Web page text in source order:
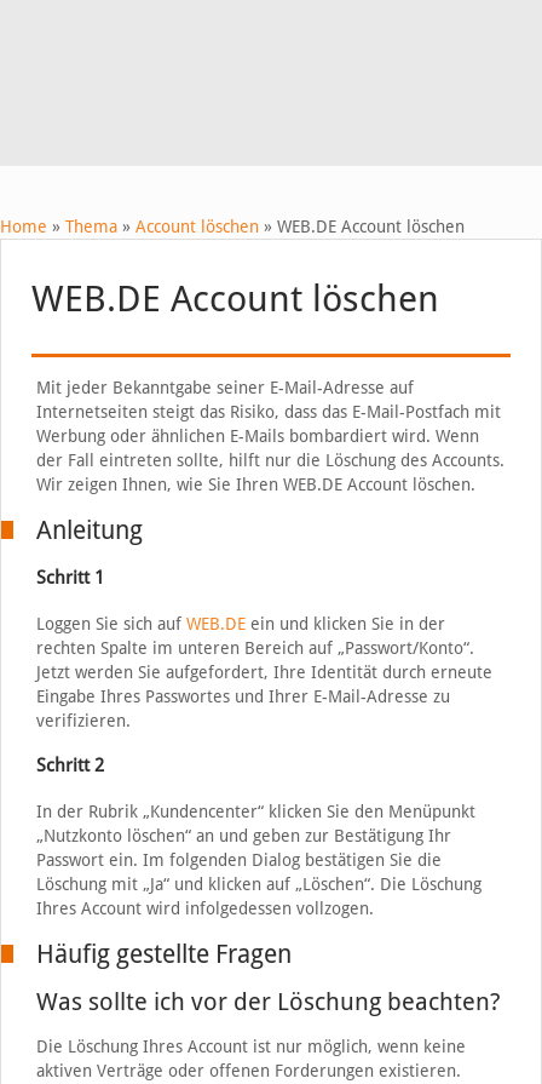
Home » Thema » Account löschen » WEB.DE Account löschen
WEB.DE Account löschen
Mit jeder Bekanntgabe seiner E-Mail-Adresse auf
Internetseiten steigt das Risiko, dass das E-Mail-Postfach mit
Werbung oder ähnlichen E-Mails bombardiert wird. Wenn
der Fall eintreten sollte, hilft nur die Löschung des Accounts.
Wir zeigen Ihnen, wie Sie Ihren WEB.DE Account löschen.
Anleitung
Schritt 1
Loggen Sie sich auf WEB.DEein und klicken Sie in der
rechten Spalte im unteren Bereich auf „Passwort/Konto“.
Jetzt werden Sie aufgefordert, Ihre Identität durch erneute
Eingabe Ihres Passwortes und Ihrer E-Mail-Adresse zu
verifizieren.
Schritt 2
In der Rubrik „Kundencenter“ klicken Sie den Menüpunkt
„Nutzkonto löschen“ an und geben zur Bestätigung Ihr
Passwort ein. Im folgenden Dialog bestätigen Sie die
Löschung mit „Ja“ und klicken auf „Löschen“. Die Löschung
Ihres Account wird infolgedessen vollzogen.
Häufig gestellte Fragen
Was sollte ich vor der Löschung beachten?
Die Löschung Ihres Account ist nur möglich, wenn keine
aktiven Verträge oder offenen Forderungen existieren.